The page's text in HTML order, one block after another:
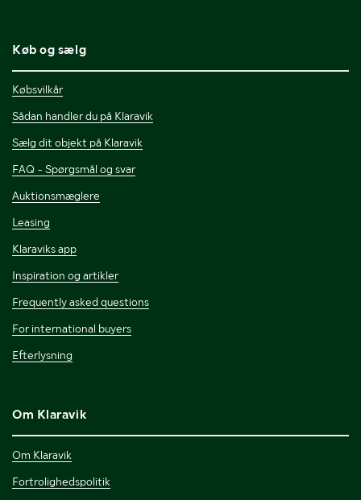
Køb og sælg
Købsvilkår
Sådan handler du på Klaravik
Sælg dit objekt på Klaravik
FAQ - Spørgsmål og svar
Auktionsmæglere
Leasing
Klaraviks app
Inspiration og artikler
Frequently asked questions
For international buyers
Efterlysning
Om Klaravik
Om Klaravik
Fortrolighedspolitik